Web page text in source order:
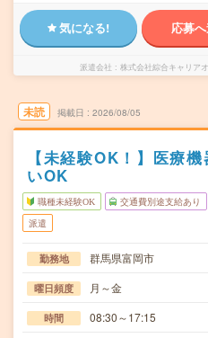
気になる! 応募
派遣会社 株式会社綜合キャリア
未読 掲載日 2026/08/05
【未経験OK！】医療
いOK
職種未経験OK 交通費別途支給あり
派遣
勤務地 群馬県富岡市
曜日頻度 月～金
時間 08:30～17:15